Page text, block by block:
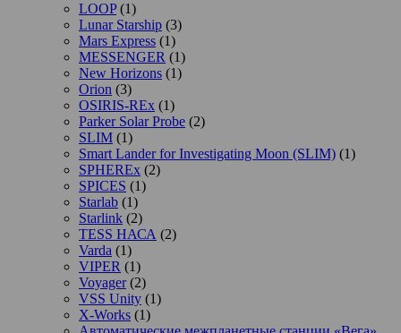
LOOP(1)
Lunar Starship (3)
Mars Express (1)
MESSENGER (1)
New Horizons (1)
Orion (3)
OSIRIS-REx (1)
Parker Solar Probe (2)
SLIM (1)
Smart Lander for Investigating Moon (SLIM) (1)
SPHEREx (2)
SPICES (1)
Starlab (1)
Starlink (2)
TESS НАСА (2)
Varda (1)
VIPER (1)
Voyager(2)
VSS Unity (1)
X-Works (1)